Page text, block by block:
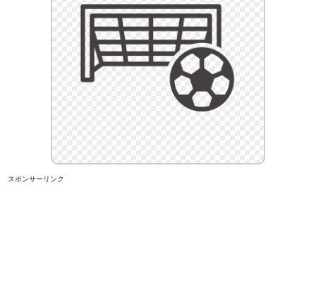
スポンサーリンク